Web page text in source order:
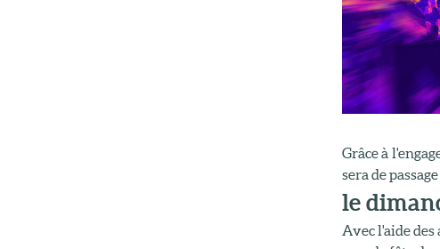
Grâce à
sera de
le
Avec l'aide